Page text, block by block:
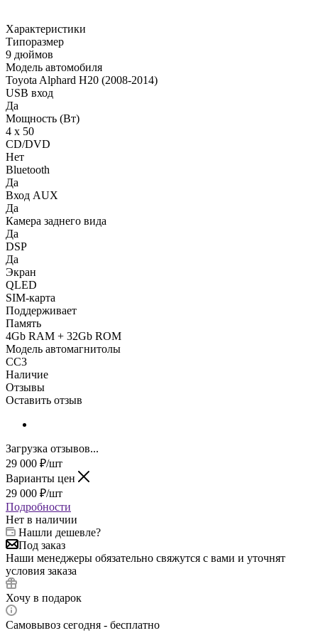
Характеристики
Типоразмер
9 дюймов
Модель автомобиля
Toyota Alphard H20 (2008-2014)
USB вход
Да
Мощность (Вт)
4 х 50
CD/DVD
Нет
Bluetooth
Да
Вход AUX
Да
Камера заднего вида
Да
DSP
Да
Экран
QLED
SIM-карта
Поддерживает
Память
4Gb RAM + 32Gb ROM
Модель автомагнитолы
CC3
Наличие
Отзывы
Оставить отзыв
Загрузка отзывов...
29 000 ₽/шт
Варианты цен
29 000 ₽/шт
Подробности
Нет в наличии
Нашли дешевле?
Под заказ
Наши менеджеры обязательно свяжутся с вами и уточнят
условия заказа
Хочу в подарок
Самовывоз сегодня - бесплатно